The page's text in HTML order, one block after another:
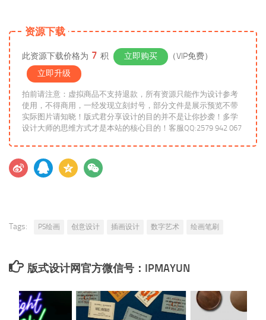
资源下载
此资源下载价格为 7 积 立即购买
（VIP免费）
立即升级
拍前请注意：虚拟商品不支持退款，所有资源只能作为设计参考
使用，不得商用，一经发现立刻封号，部分文件是展示预览不带
实际图片请知晓！版式君分享设计的目的并不是让你抄袭！多学
设计大师的思维方式才是本站的核心目的！客服QQ:2579 942 067
Tags: PS绘画 创意设计 插画设计 数字艺术 绘画笔刷
版式设计网官方微信号：IPMAYUN